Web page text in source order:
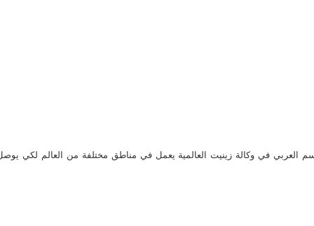
العربي في وكالة زينيت العالمية يعمل في مناطق مختلفة من العالم لكي